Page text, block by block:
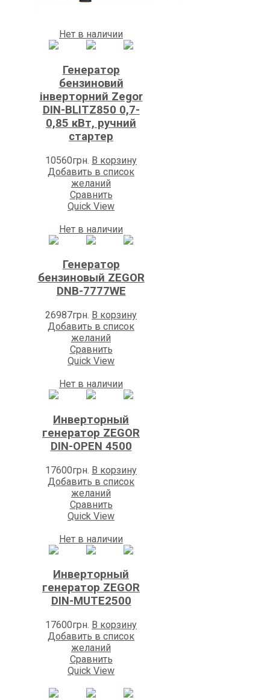
Нет в наличии
Генератор
бензиновий
інверторний Zegor
DIN-BLITZ850 0,7-
0,85 кВт, ручний
стартер
10560грн. В корзину
Добавить в список
желаний
Сравнить
Quick View
Нет в наличии
Генератор
бензиновый ZEGOR
DNB-7777WE
26987грн. В корзину
Добавить в список
желаний
Сравнить
Quick View
Нет в наличии
Инверторный
генератор ZEGOR
DIN-OPEN 4500
17600грн. В корзину
Добавить в список
желаний
Сравнить
Quick View
Нет в наличии
Инверторный
генератор ZEGOR
DIN-MUTE2500
17600грн. В корзину
Добавить в список
желаний
Сравнить
Quick View